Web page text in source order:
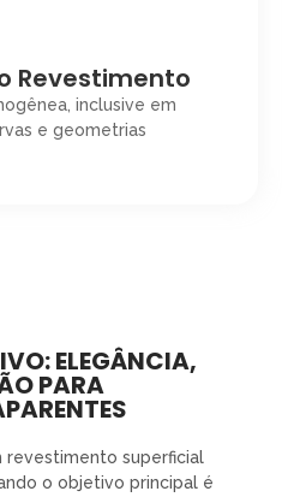
Revestimento
inclusive em
e geometrias
ELEGÂNCIA,
PARA
revestimento superficial
o objetivo principal é